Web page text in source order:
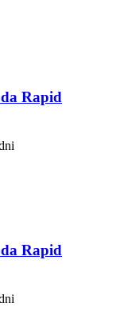
Rapid
Rapid